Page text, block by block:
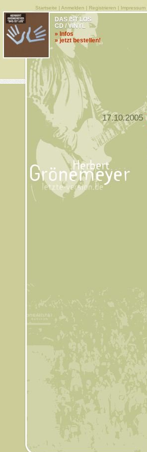
Startseite | Anmelden | Registrieren | Impressum
DAS IST LOS
CD / VINYL
» Infos
» jetzt bestellen!
17.10.2005